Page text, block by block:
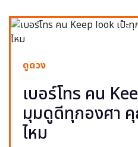
ดูดวง
เบอร์โทร คน
มุมดูดีทุกองศา
ไหม